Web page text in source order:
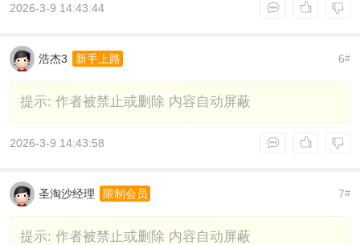
2026-3-9 14:43:44
6#
浩杰3 新手上路
提示: 作者被禁止或删除 内容自动屏蔽
2026-3-9 14:43:58
7#
圣淘沙经理 限制会员
提示: 作者被禁止或删除 内容自动屏蔽